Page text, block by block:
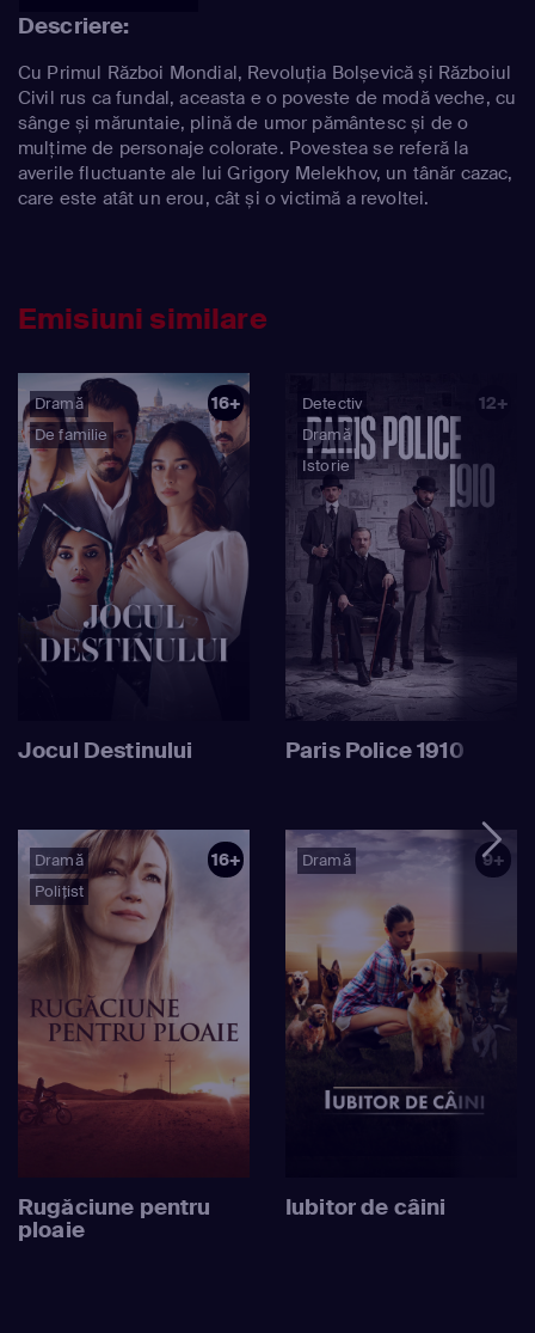
Descriere:
Cu Primul Război Mondial, Revoluția Bolșevică și Războiul
Civil rus ca fundal, aceasta e o poveste de modă veche, cu
sânge și măruntaie, plină de umor pământesc și de o
mulțime de personaje colorate. Povestea se referă la
averile fluctuante ale lui Grigory Melekhov, un tânăr cazac,
care este atât un erou, cât și o victimă a revoltei.
Emisiuni similare
Dramă
De familie
16+
Jocul Destinului
Detectiv
Dramă
Istorie
12+
Paris Police 1910
Dramă
Polițist
16+
Rugăciune pentru
ploaie
Dramă 9+
Iubitor de câini